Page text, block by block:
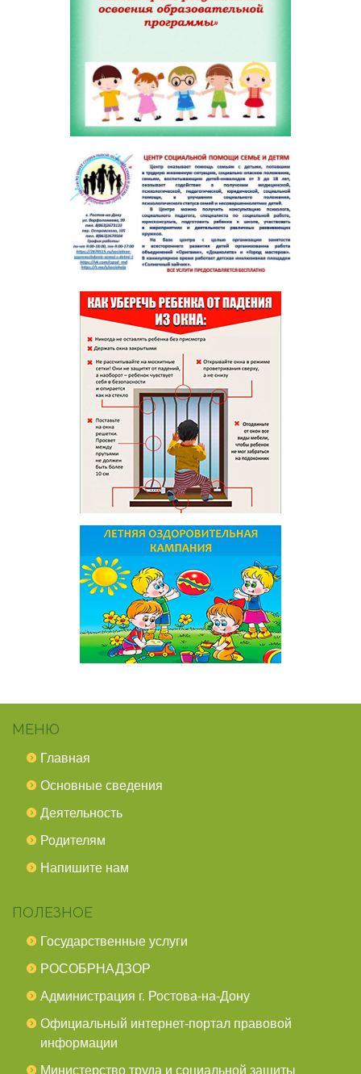
МЕНЮ
Главная
Основные сведения
Деятельность
Родителям
Напишите нам
ПОЛЕЗНОЕ
Государственные услуги
РОСОБРНАДЗОР
Администрация г. Ростова-на-Дону
Официальный интернет-портал правовой
информации
Министерство труда и социальной защиты